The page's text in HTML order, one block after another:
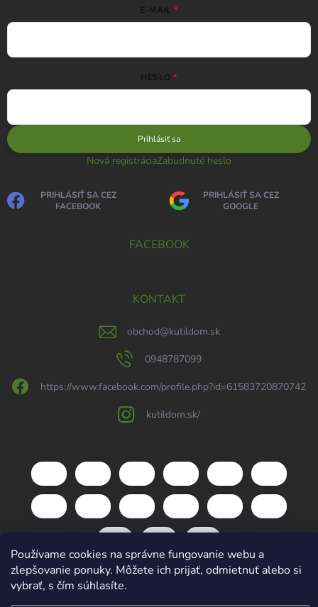
Používame cookies na správne fungovanie webu a
zlepšovanie ponuky. Môžete ich prijať, odmietnuť alebo si
vybrať, s čím súhlasíte.
E-MAIL
HESLO
Prihlásiť sa
Nová registráciaZabudnuté heslo
PRIHLÁSIŤ SA CEZ
FACEBOOK
PRIHLÁSIŤ SA CEZ
GOOGLE
FACEBOOK
KONTAKT
obchod@kutildom.sk
0948787099
https://www.facebook.com/profile.php?id=61583720870742
kutildom.sk/
Copyright 2026kutildom.sk